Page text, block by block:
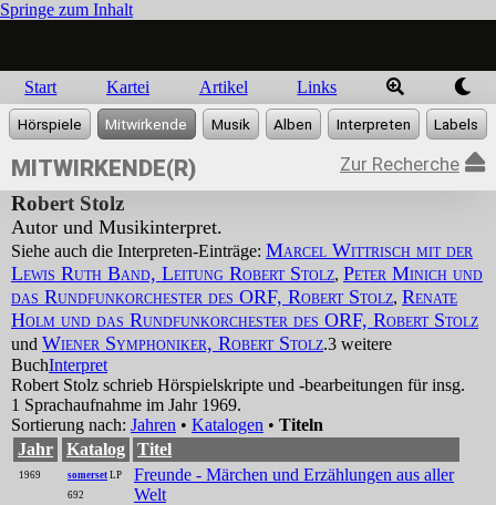
Springe zum Inhalt
Start Kartei Artikel Links
MITWIRKENDE(R) Zur Recherche
Robert Stolz
Autor und Musikinterpret.
Siehe auch die Interpreten-Einträge: Marcel Wittrisch mit der
Lewis Ruth Band, Leitung Robert Stolz, Peter Minich und
das Rundfunkorchester des ORF, Robert Stolz, Renate
Holm und das Rundfunkorchester des ORF, Robert Stolz
und Wiener Symphoniker, Robert Stolz.3 weitere
BuchInterpret
Robert Stolz schrieb Hörspielskripte und -bearbeitungen für insg.
1 Sprachaufnahme im Jahr 1969.
Sortierung nach: Jahren • Katalogen • Titeln
Jahr
Katalog Titel
1969 somerset LP
692
Freunde - Märchen und Erzählungen aus aller
Welt